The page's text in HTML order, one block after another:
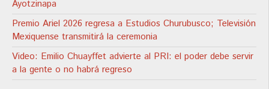
Ayotzinapa
Premio Ariel 2026 regresa a Estudios Churubusco; Televisión
Mexiquense transmitirá la ceremonia
Video: Emilio Chuayffet advierte al PRI: el poder debe servir
a la gente o no habrá regreso